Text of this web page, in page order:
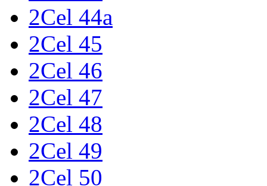
2Cel 44a
2Cel 45
2Cel 46
2Cel 47
2Cel 48
2Cel 49
2Cel 50